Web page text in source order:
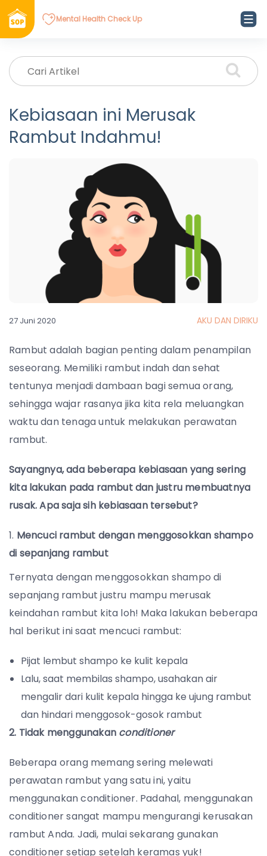
Mental Health Check Up
Kebiasaan ini Merusak
Rambut Indahmu!
27 Juni 2020 AKU DAN DIRIKU
Rambut adalah bagian penting dalam penampilan
seseorang. Memiliki rambut indah dan sehat
tentunya menjadi dambaan bagi semua orang,
sehingga wajar rasanya jika kita rela meluangkan
waktu dan tenaga untuk melakukan perawatan
rambut.
Sayangnya, ada beberapa kebiasaan yang sering
kita lakukan pada rambut dan justru membuatnya
rusak. Apa saja sih kebiasaan tersebut?
Mencuci rambut dengan menggosokkan shampo
di sepanjang rambut
Ternyata dengan menggosokkan shampo di
sepanjang rambut justru mampu merusak
keindahan rambut kita loh! Maka lakukan beberapa
hal berikut ini saat mencuci rambut:
Pijat lembut shampo ke kulit kepala
Lalu, saat membilas shampo, usahakan air
mengalir dari kulit kepala hingga ke ujung rambut
dan hindari menggosok-gosok rambut
2. Tidak menggunakan conditioner
Beberapa orang memang sering melewati
perawatan rambut yang satu ini, yaitu
menggunakan conditioner. Padahal, menggunakan
conditioner sangat mampu mengurangi kerusakan
rambut Anda. Jadi, mulai sekarang gunakan
conditioner setiap setelah keramas yuk!